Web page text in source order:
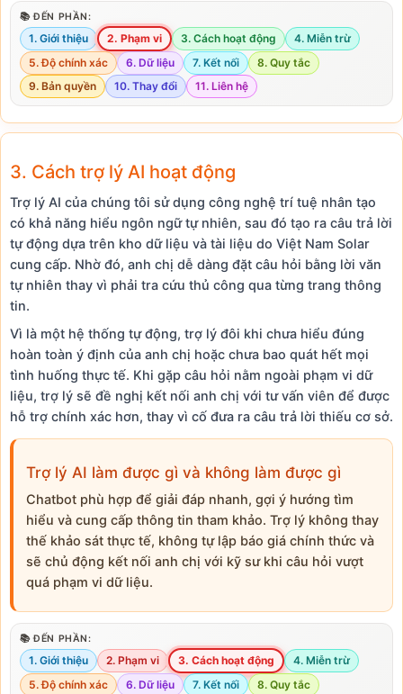
📚 ĐẾN PHẦN:
1. Giới thiệu 2. Phạm vi 3. Cách hoạt động
4. Miễn trừ
5. Độ chính xác
6. Dữ liệu 7. Kết nối
8. Quy tắc
9. Bản quyền
10. Thay đổi 11. Liên hệ
3. Cách trợ lý AI hoạt động
Trợ lý AI của chúng tôi sử dụng công nghệ trí tuệ nhân tạo
có khả năng hiểu ngôn ngữ tự nhiên, sau đó tạo ra câu trả lời
tự động dựa trên kho dữ liệu và tài liệu do Việt Nam Solar
cung cấp. Nhờ đó, anh chị dễ dàng đặt câu hỏi bằng lời văn
tự nhiên thay vì phải tra cứu thủ công qua từng trang thông
tin.
Vì là một hệ thống tự động, trợ lý đôi khi chưa hiểu đúng
hoàn toàn ý định của anh chị hoặc chưa bao quát hết mọi
tình huống thực tế. Khi gặp câu hỏi nằm ngoài phạm vi dữ
liệu, trợ lý sẽ đề nghị kết nối anh chị với tư vấn viên để được
hỗ trợ chính xác hơn, thay vì cố đưa ra câu trả lời thiếu cơ sở.
Trợ lý AI làm được gì và không làm được gì
Chatbot phù hợp để giải đáp nhanh, gợi ý hướng tìm
hiểu và cung cấp thông tin tham khảo. Trợ lý không thay
thế khảo sát thực tế, không tự lập báo giá chính thức và
sẽ chủ động kết nối anh chị với kỹ sư khi câu hỏi vượt
quá phạm vi dữ liệu.
📚 ĐẾN PHẦN:
1. Giới thiệu 2. Phạm vi 3. Cách hoạt động
4. Miễn trừ
5. Độ chính xác
6. Dữ liệu 7. Kết nối
8. Quy tắc